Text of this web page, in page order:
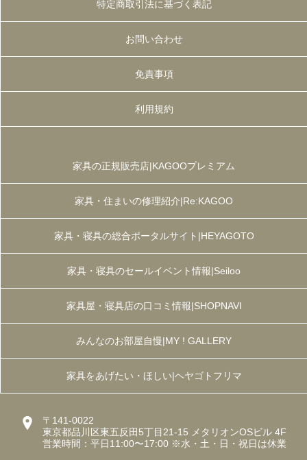
特定商取引法に基づく表記
お問い合わせ
免責事項
利用規約
家具の正規販売店|KAGOOプレミアム
家具・住まいの修理紹介|Re:KAGOO
家具・寝具の総合ポータルサイト|HEYAGOTO
家具・寝具のセールイベント情報|Seiloo
家具屋・寝具店の口コミ情報|SHOPNAVI
みんなのお部屋自慢|MY ! GALLERY
家具をあげたい・ほしい|ヘヤゴトフリマ
〒141-0022
東京都品川区東五反田5丁目21-15 メタリオンOSビル 4F
営業時間：平日11:00〜17:00 ※水・土・日・祝日は休業